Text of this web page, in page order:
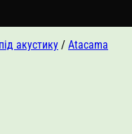
акустику / Atacama